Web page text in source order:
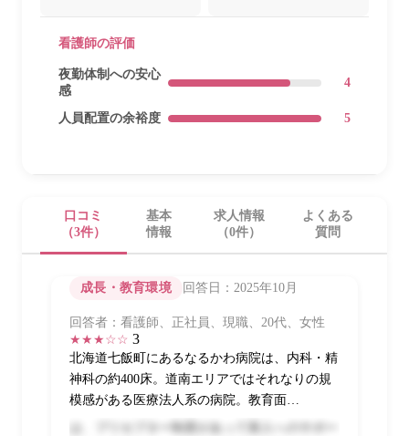
看護師の評価
夜勤体制への安心
感
4
人員配置の余裕度 5
口コミ
（3件）
基本
情報
求人情報
（0件）
よくある
質問
成長・教育環境 回答日：2025年10月
回答者：看護師、正社員、現職、20代、女性
★★★☆☆ 3
北海道七飯町にあるなるかわ病院は、内科・精
神科の約400床。道南エリアではそれなりの規
模感がある医療法人系の病院。教育面…